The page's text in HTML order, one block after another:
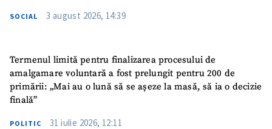
SOCIAL 3 august 2026, 14:39
Termenul limită pentru finalizarea procesului de
amalgamare voluntară a fost prelungit pentru 200 de
primării: „Mai au o lună să se așeze la masă, să ia o decizie
finală”
POLITIC 31 iulie 2026, 12:11